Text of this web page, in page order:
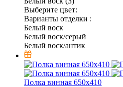
Выберите цвет:
Варианты отделки :
Белый воск
Белый воск/серый
Белый воск/антик
Полка винная 650х410